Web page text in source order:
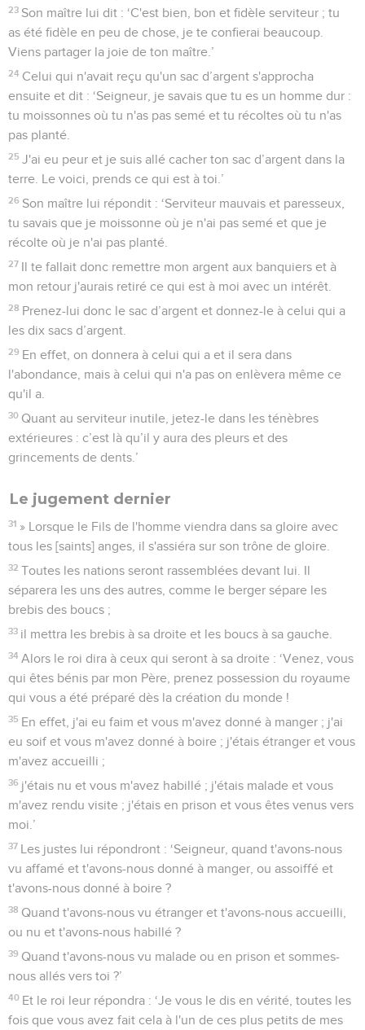
23 Son maître lui dit : ‘C'est bien, bon et fidèle serviteur ; tu
as été fidèle en peu de chose, je te confierai beaucoup.
Viens partager la joie de ton maître.’
24 Celui qui n'avait reçu qu'un sac d’argent s'approcha
ensuite et dit : ‘Seigneur, je savais que tu es un homme dur :
tu moissonnes où tu n'as pas semé et tu récoltes où tu n'as
pas planté.
25 J'ai eu peur et je suis allé cacher ton sac d’argent dans la
terre. Le voici, prends ce qui est à toi.’
26 Son maître lui répondit : ‘Serviteur mauvais et paresseux,
tu savais que je moissonne où je n'ai pas semé et que je
récolte où je n'ai pas planté.
27 Il te fallait donc remettre mon argent aux banquiers et à
mon retour j'aurais retiré ce qui est à moi avec un intérêt.
28 Prenez-lui donc le sac d’argent et donnez-le à celui qui a
les dix sacs d’argent.
29 En effet, on donnera à celui qui a et il sera dans
l'abondance, mais à celui qui n'a pas on enlèvera même ce
qu'il a.
30 Quant au serviteur inutile, jetez-le dans les ténèbres
extérieures : c’est là qu’il y aura des pleurs et des
grincements de dents.’
Le jugement dernier
31 » Lorsque le Fils de l'homme viendra dans sa gloire avec
tous les [saints] anges, il s'assiéra sur son trône de gloire.
32 Toutes les nations seront rassemblées devant lui. Il
séparera les uns des autres, comme le berger sépare les
brebis des boucs ;
33 il mettra les brebis à sa droite et les boucs à sa gauche.
34 Alors le roi dira à ceux qui seront à sa droite : ‘Venez, vous
qui êtes bénis par mon Père, prenez possession du royaume
qui vous a été préparé dès la création du monde !
35 En effet, j'ai eu faim et vous m'avez donné à manger ; j'ai
eu soif et vous m'avez donné à boire ; j'étais étranger et vous
m'avez accueilli ;
36 j'étais nu et vous m'avez habillé ; j'étais malade et vous
m'avez rendu visite ; j'étais en prison et vous êtes venus vers
moi.’
37 Les justes lui répondront : ‘Seigneur, quand t'avons-nous
vu affamé et t'avons-nous donné à manger, ou assoiffé et
t'avons-nous donné à boire ?
38 Quand t'avons-nous vu étranger et t'avons-nous accueilli,
ou nu et t'avons-nous habillé ?
39 Quand t'avons-nous vu malade ou en prison et sommes-
nous allés vers toi ?’
40 Et le roi leur répondra : ‘Je vous le dis en vérité, toutes les
fois que vous avez fait cela à l'un de ces plus petits de mes